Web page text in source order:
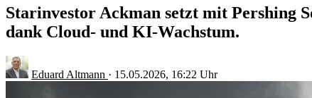
Starinvestor Ackman setzt mit Pershing
dank Cloud- und KI-Wachstum.
Eduard Altmann · 15.05.2026, 16:22 Uhr